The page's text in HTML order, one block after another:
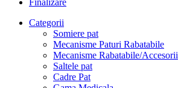
Categorii
Somiere pat
Mecanisme Paturi Rabatabile
Mecanisme Rabatabile/Accesorii
Saltele pat
Cadre Pat